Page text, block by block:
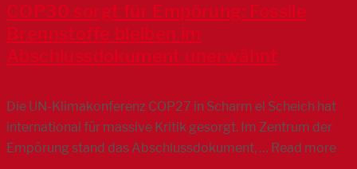
COP30 sorgt für Empörung: Fossile
Brennstoffe bleiben im
Abschlussdokument unerwähnt
Die UN-Klimakonferenz COP27 in Scharm el Scheich hat
international für massive Kritik gesorgt. Im Zentrum der
Empörung stand das Abschlussdokument, … Read more